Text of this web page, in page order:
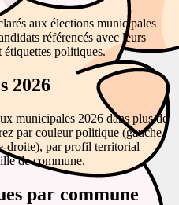
aux élections municipales
référencés avec leurs
étiquettes politiques.
2026
municipales 2026 dans plus de
par couleur politique (gauche,
droite), par profil territorial
de commune.
par commune